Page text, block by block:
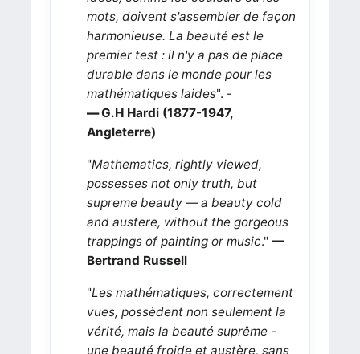
mots, doivent s'assembler de façon
harmonieuse. La beauté est le
premier test : il n'y a pas de place
durable dans le monde pour les
mathématiques laides". -
—G.H Hardi (1877-1947,
Angleterre)
"Mathematics, rightly viewed,
possesses not only truth, but
supreme beauty — a beauty cold
and austere, without the gorgeous
trappings of painting or music." —
Bertrand Russell
"Les mathématiques, correctement
vues, possèdent non seulement la
vérité, mais la beauté suprême -
une beauté froide et austère, sans